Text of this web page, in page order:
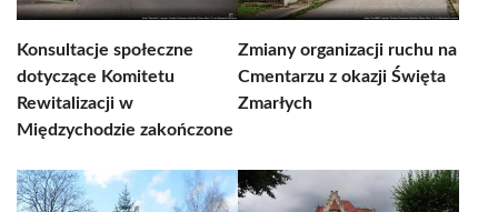
Konsultacje społeczne
dotyczące Komitetu
Rewitalizacji w
Międzychodzie zakończone
Zmiany organizacji ruchu na
Cmentarzu z okazji Święta
Zmarłych